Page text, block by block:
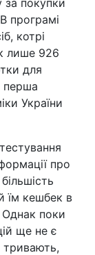
програмі
котрі
лише 926
для
перша
України
про
їм кешбек в
Однак поки
ще не є
тривають,